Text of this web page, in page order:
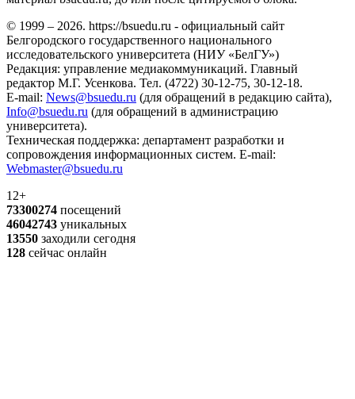
© 1999 – 2026. https://bsuedu.ru - официальный сайт
Белгородского государственного национального
исследовательского университета (НИУ «БелГУ»)
Редакция: управление медиакоммуникаций. Главный
редактор М.Г. Усенкова. Тел. (4722) 30-12-75, 30-12-18.
E-mail: News@bsuedu.ru (для обращений в редакцию сайта),
Info@bsuedu.ru (для обращений в администрацию
университета).
Техническая поддержка: департамент разработки и
сопровождения информационных систем. E-mail:
Webmaster@bsuedu.ru
12+
73300274 посещений
46042743 уникальных
13550 заходили сегодня
128 сейчас онлайн